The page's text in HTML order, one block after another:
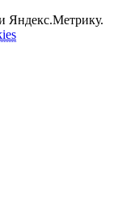
Яндекс.Метрику.